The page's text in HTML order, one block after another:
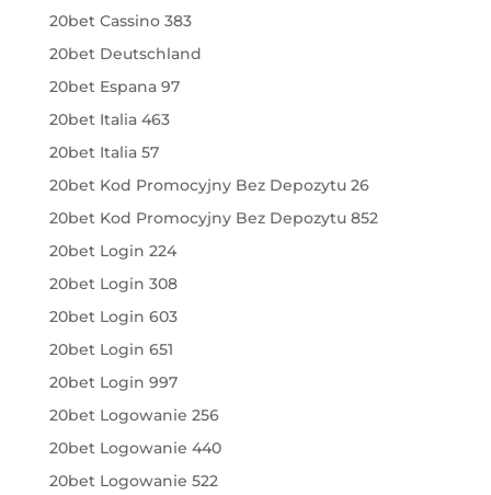
20bet Cassino 383
20bet Deutschland
20bet Espana 97
20bet Italia 463
20bet Italia 57
20bet Kod Promocyjny Bez Depozytu 26
20bet Kod Promocyjny Bez Depozytu 852
20bet Login 224
20bet Login 308
20bet Login 603
20bet Login 651
20bet Login 997
20bet Logowanie 256
20bet Logowanie 440
20bet Logowanie 522